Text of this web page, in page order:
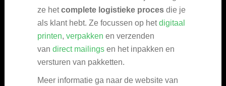
ze hetcomplete logistieke proces die je
als klant hebt. Ze focussen op hetdigitaal
printen, verpakken en verzenden
van direct mailings en het inpakken en
versturen van pakketten.
Meer informatie ga naar de website van